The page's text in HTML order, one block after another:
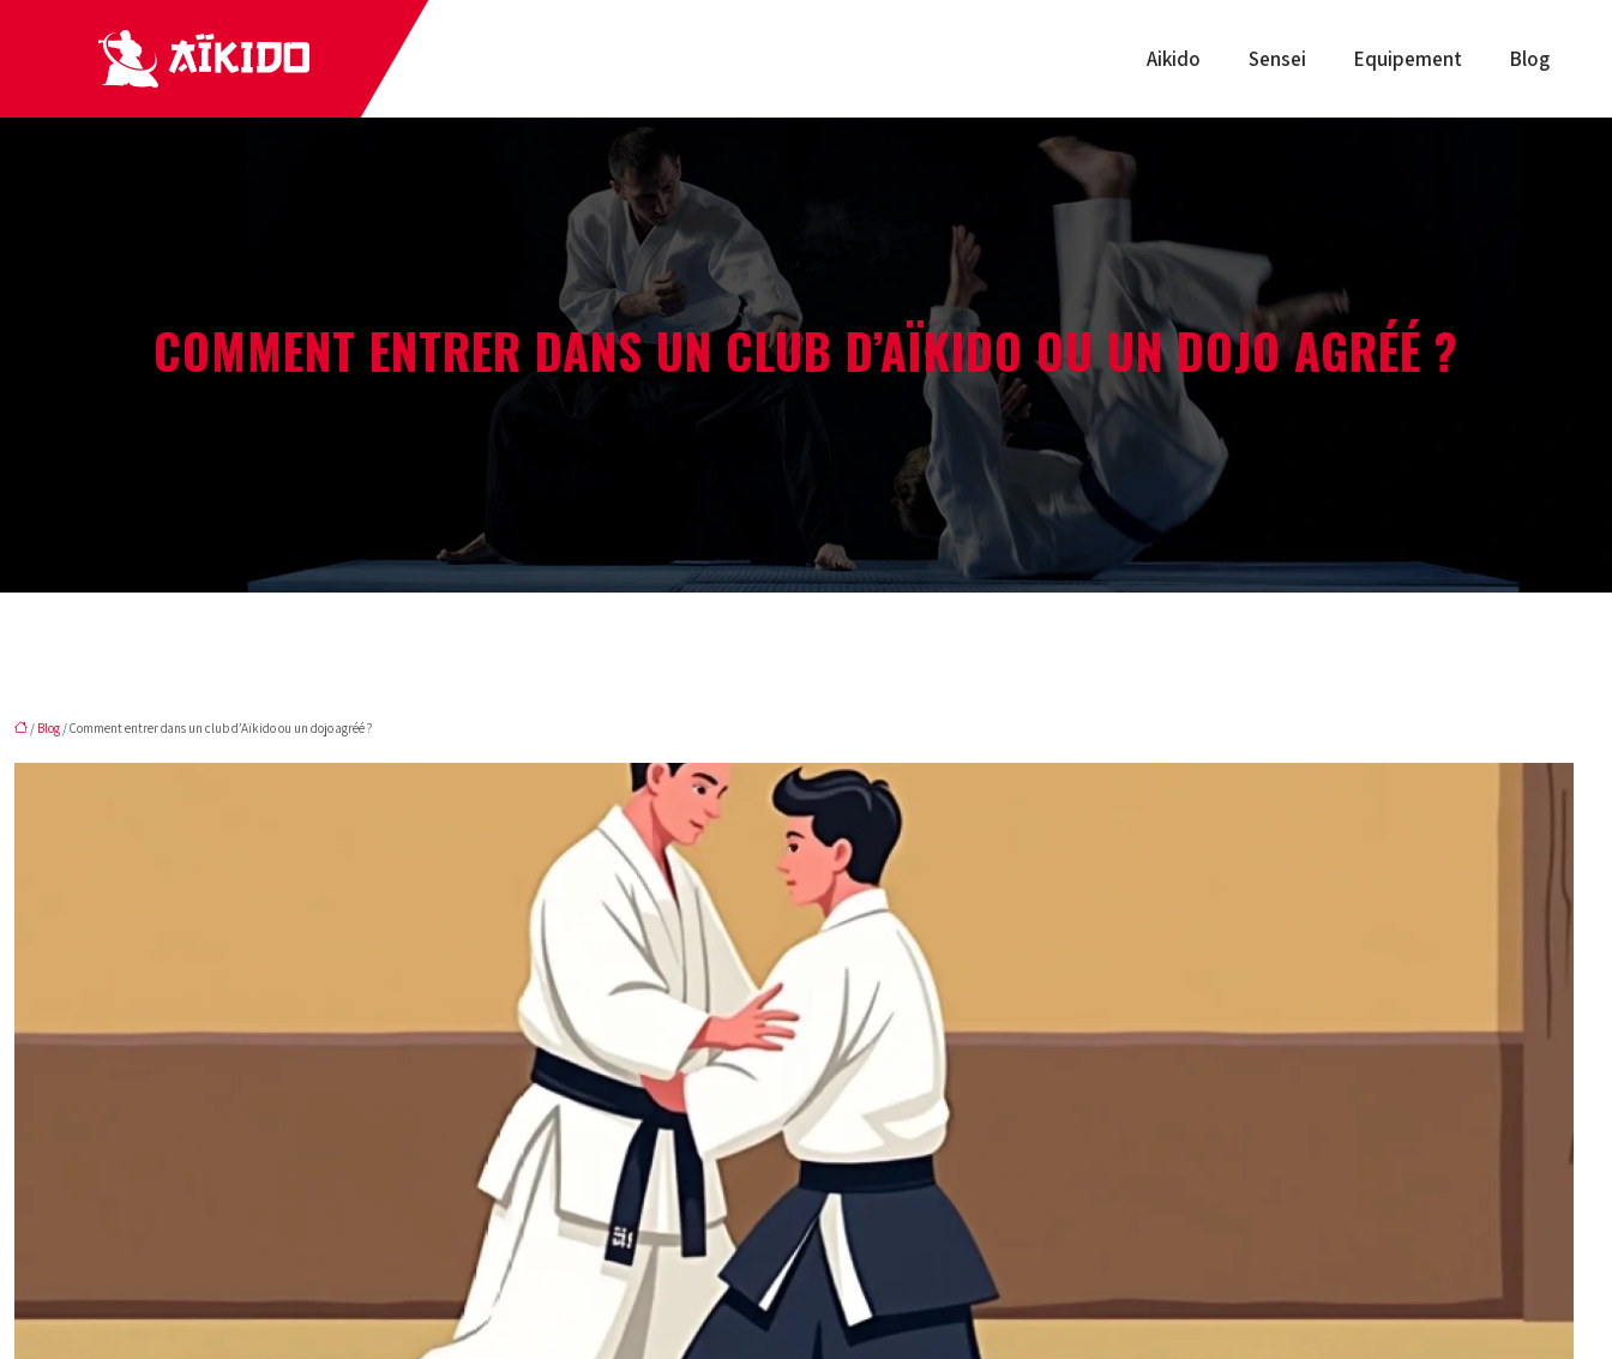
Aikido Sensei Equipement Blog
COMMENT ENTRER DANS UN CLUB D’AÏKIDO OU UN DOJO AGRÉÉ ?
/ Blog / Comment entrer dans un club d’Aïkido ou un dojo agréé ?